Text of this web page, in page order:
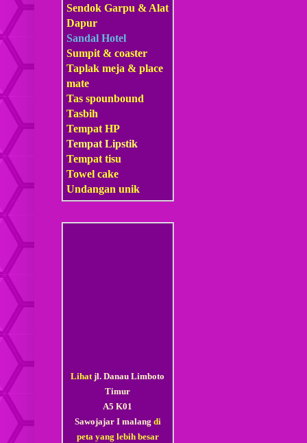
Sendok Garpu & Alat
Dapur
Sandal Hotel
Sumpit & coaster
Taplak meja & place
mate
Tas spounbound
Tasbih
Tempat HP
Tempat Lipstik
Tempat tisu
Towel cake
Undangan unik
Lihatjl. Danau Limboto
Timur
A5 K01
Sawojajar I malang di
peta yang lebih besar